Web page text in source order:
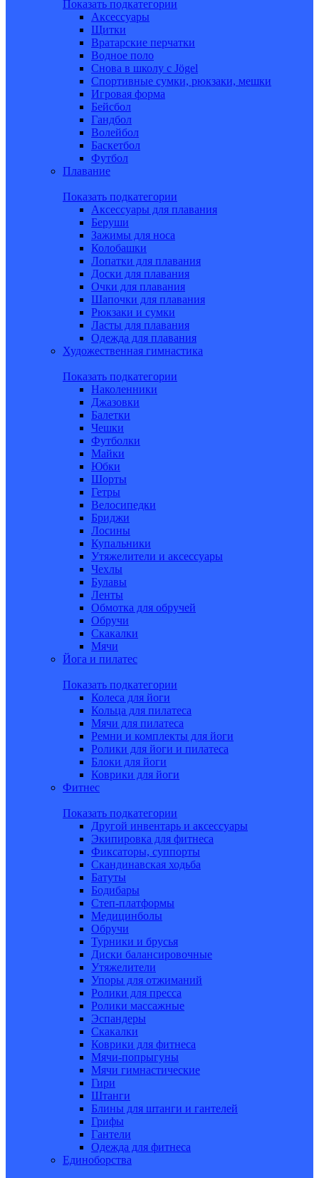
Показать подкатегории
Аксессуары
Щитки
Вратарские перчатки
Водное поло
Снова в школу c Jögel
Спортивные сумки, рюкзаки, мешки
Игровая форма
Бейсбол
Гандбол
Волейбол
Баскетбол
Футбол
Плавание
Показать подкатегории
Аксессуары для плавания
Беруши
Зажимы для носа
Колобашки
Лопатки для плавания
Доски для плавания
Очки для плавания
Шапочки для плавания
Рюкзаки и сумки
Ласты для плавания
Одежда для плавания
Художественная гимнастика
Показать подкатегории
Наколенники
Джазовки
Балетки
Чешки
Футболки
Майки
Юбки
Шорты
Гетры
Велосипедки
Бриджи
Лосины
Купальники
Утяжелители и аксессуары
Чехлы
Булавы
Ленты
Обмотка для обручей
Обручи
Скакалки
Мячи
Йога и пилатес
Показать подкатегории
Колеса для йоги
Кольца для пилатеса
Мячи для пилатеса
Ремни и комплекты для йоги
Ролики для йоги и пилатеса
Блоки для йоги
Коврики для йоги
Фитнес
Показать подкатегории
Другой инвентарь и аксессуары
Экипировка для фитнеса
Фиксаторы, суппорты
Скандинавская ходьба
Батуты
Бодибары
Степ-платформы
Медицинболы
Обручи
Турники и брусья
Диски балансировочные
Утяжелители
Упоры для отжиманий
Ролики для пресса
Ролики массажные
Эспандеры
Скакалки
Коврики для фитнеса
Мячи-попрыгуны
Мячи гимнастические
Гири
Штанги
Блины для штанги и гантелей
Грифы
Гантели
Одежда для фитнеса
Единоборства